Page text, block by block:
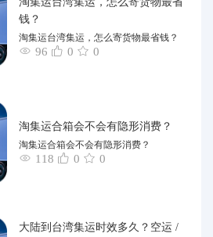
钱？
淘集运台湾集运，怎么寄货物最省钱？
96 0 0
淘集运合箱会不会有隐形消费？
淘集运合箱会不会有隐形消费？
118 0 0
大陆到台湾集运时效多久？空运 /